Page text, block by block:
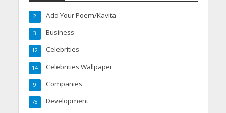
Add Your Poem/Kavita
2
Business
3
Celebrities
12
Celebrities Wallpaper
14
Companies
9
Development
78